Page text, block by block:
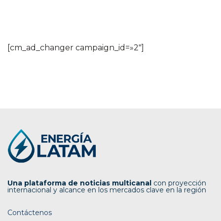
[cm_ad_changer campaign_id=»2″]
Una plataforma de noticias multicanal con proyección
internacional y alcance en los mercados clave en la región
Contáctenos